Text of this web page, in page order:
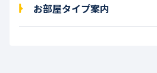
お部屋タイプ案内